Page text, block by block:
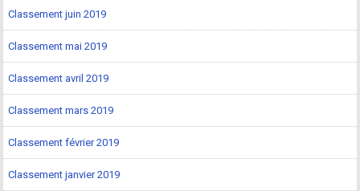
Classement juin 2019
Classement mai 2019
Classement avril 2019
Classement mars 2019
Classement février 2019
Classement janvier 2019